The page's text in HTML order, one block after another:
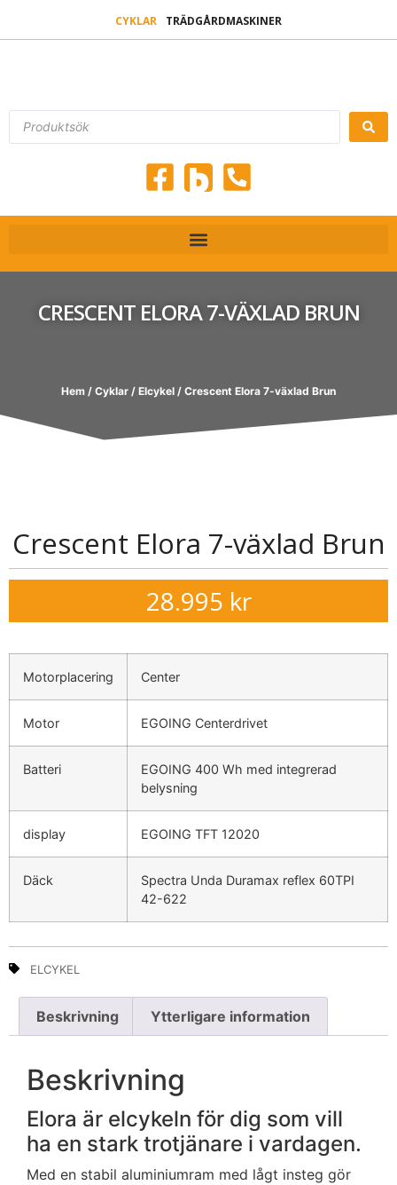
CYKLAR TRÄDGÅRDMASKINER
CRESCENT ELORA 7-VÄXLAD BRUN
Hem / Cyklar / Elcykel / Crescent Elora 7-växlad Brun
Crescent Elora 7-växlad Brun
28.995 kr
Motorplacering Center
Motor EGOING Centerdrivet
Batteri
EGOING 400 Wh med integrerad
belysning
display EGOING TFT 12020
Däck
Spectra Unda Duramax reflex 60TPI
42-622
ELCYKEL
Beskrivning Ytterligare information
Beskrivning
Elora är elcykeln för dig som vill
ha en stark trotjänare i vardagen.
Med en stabil aluminiumram med lågt insteg gör